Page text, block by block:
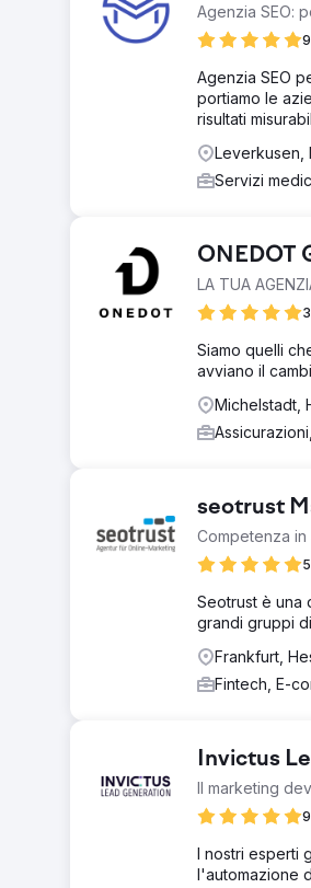
Agenzia SEO:
Agenzia SEO
portiamo le
risultati
Leverkusen,
Servizi
ONEDOT
LA TUA
Siamo quelli
avviano il
Michelstadt,
seotrust
Competenza in
Seotrust è una
grandi gruppi
Frankfurt,
Fintech, E-
Invictus
Il marketing
I nostri esperti
l'automazione